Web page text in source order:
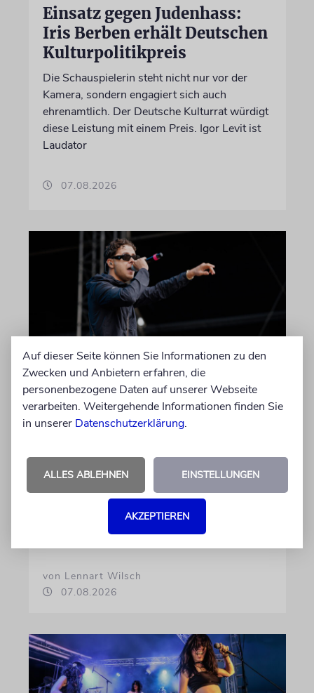
Einsatz gegen Judenhass:
Iris Berben erhält Deutschen
Kulturpolitikpreis
Die Schauspielerin steht nicht nur vor der
Kamera, sondern engagiert sich auch
ehrenamtlich. Der Deutsche Kulturrat würdigt
diese Leistung mit einem Preis. Igor Levit ist
Laudator
07.08.2026
HIPHOP
Rapper Pashanim: »Free
Palestine« als
Auf seinem neuen Album »Lounge Musik«
wiederholt über den Israel-Palästina-Konflikt –
Kokettieren mit dem palästinensischen
Terrorismus inklusive
von Lennart Wilsch
07.08.2026
Auf dieser Seite können Sie Informationen zu den
Zwecken und Anbietern erfahren, die
personenbezogene Daten auf unserer Webseite
verarbeiten. Weitergehende Informationen finden Sie
in unserer Datenschutzerklärung.
ALLES ABLEHNEN EINSTELLUNGEN
AKZEPTIEREN